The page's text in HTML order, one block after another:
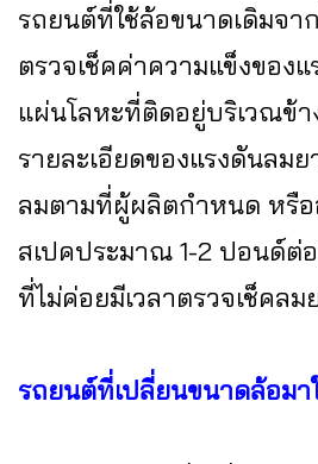
รถยนต์ที่ใช้ล้อขนาดเดิมจา
ตรวจเช็คค่าความแข็งของ
แผ่นโลหะที่ติดอยู่บริเวณข้
รายละเอียดของแรงดันลมย
ลมตามที่ผู้ผลิตกำหนด หรือ
สเปคประมาณ 1-2 ปอนด์ต่
ที่ไม่ค่อยมีเวลาตรวจเช็คลม
รถยนต์ที่เปลี่ยนขนาดล้อมา